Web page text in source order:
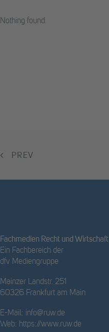
Nothing found.
PREV
Fachmedien Recht und Wirtschaft
Ein Fachbereich der
dfv Mediengruppe
Mainzer Landstr. 251
60326 Frankfurt am Main
E-Mail: info@ruw.de
Web: https://www.ruw.de